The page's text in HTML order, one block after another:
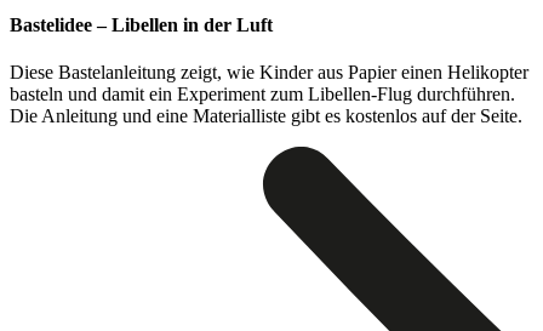
Bastelidee – Libellen in der Luft
Diese Bastelanleitung zeigt, wie Kinder aus Papier einen Helikopter
basteln und damit ein Experiment zum Libellen-Flug durchführen.
Die Anleitung und eine Materialliste gibt es kostenlos auf der Seite.